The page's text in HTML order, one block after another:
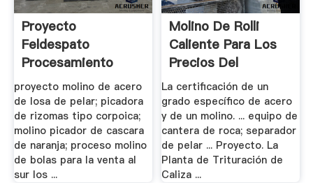
Proyecto
Feldespato
Procesamiento
Precio Del .
proyecto molino de acero
de losa de pelar; picadora
de rizomas tipo corpoica;
molino picador de cascara
de naranja; proceso molino
de bolas para la venta al
sur los ...
Molino De Rolli
Caliente Para Los
Precios Del
Aluminio
La certificación de un
grado específico de acero
y de un molino. ... equipo de
cantera de roca; separador
de pelar ... Proyecto. La
Planta de Trituración de
Caliza ...